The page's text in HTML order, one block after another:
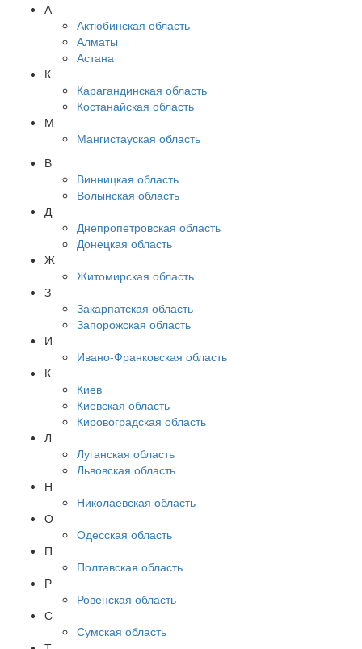
А
Актюбинская область
Алматы
Астана
К
Карагандинская область
Костанайская область
М
Мангистауская область
В
Винницкая область
Волынская область
Д
Днепропетровская область
Донецкая область
Ж
Житомирская область
З
Закарпатская область
Запорожская область
И
Ивано-Франковская область
К
Киев
Киевская область
Кировоградская область
Л
Луганская область
Львовская область
Н
Николаевская область
О
Одесская область
П
Полтавская область
Р
Ровенская область
С
Сумская область